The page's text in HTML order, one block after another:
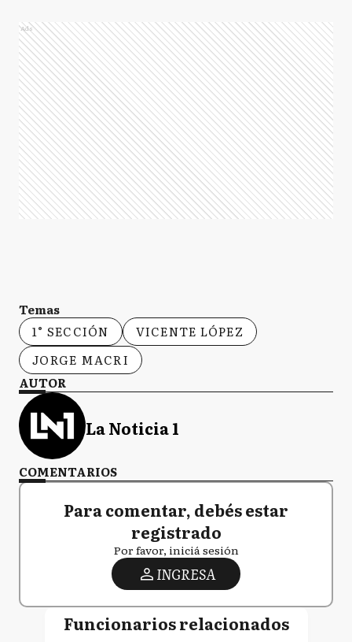
Ads
Temas
1° SECCIÓN
VICENTE LÓPEZ
JORGE MACRI
AUTOR
La Noticia 1
COMENTARIOS
Para comentar, debés estar
registrado
Por favor, iniciá sesión
INGRESA
Funcionarios relacionados